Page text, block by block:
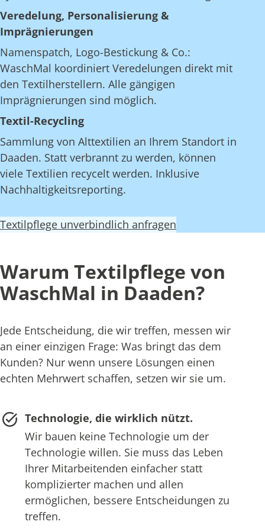
Veredelung, Personalisierung &
Imprägnierungen
Namenspatch, Logo-Bestickung & Co.:
WaschMal koordiniert Veredelungen direkt mit
den Textilherstellern. Alle gängigen
Imprägnierungen sind möglich.
Textil-Recycling
Sammlung von Alttextilien an Ihrem Standort in
Daaden. Statt verbrannt zu werden, können
viele Textilien recycelt werden. Inklusive
Nachhaltigkeitsreporting.
Textilpflege unverbindlich anfragen
Warum Textilpflege von
WaschMal in Daaden?
Jede Entscheidung, die wir treffen, messen wir
an einer einzigen Frage: Was bringt das dem
Kunden? Nur wenn unsere Lösungen einen
echten Mehrwert schaffen, setzen wir sie um.
Technologie, die wirklich nützt.
Wir bauen keine Technologie um der
Technologie willen. Sie muss das Leben
Ihrer Mitarbeitenden einfacher statt
komplizierter machen und allen
ermöglichen, bessere Entscheidungen zu
treffen.